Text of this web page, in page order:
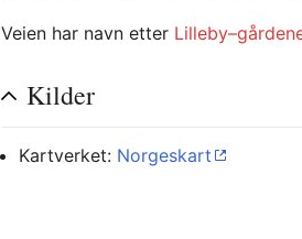
Veien har navn etter
Kilder
Kartverket: Norgeskart